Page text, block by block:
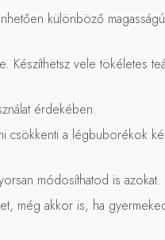
különböző
Készíthetsz vele tökéletes
érdekében.
csökkenti a légbuborékok
módosíthatod is azokat.
még akkor is, ha